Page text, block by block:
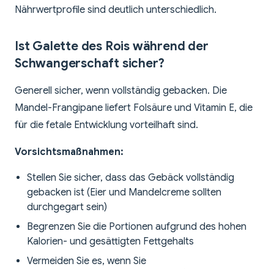
Nährwertprofile sind deutlich unterschiedlich.
Ist Galette des Rois während der
Schwangerschaft sicher?
Generell sicher, wenn vollständig gebacken. Die
Mandel-Frangipane liefert Folsäure und Vitamin E, die
für die fetale Entwicklung vorteilhaft sind.
Vorsichtsmaßnahmen:
Stellen Sie sicher, dass das Gebäck vollständig
gebacken ist (Eier und Mandelcreme sollten
durchgegart sein)
Begrenzen Sie die Portionen aufgrund des hohen
Kalorien- und gesättigten Fettgehalts
Vermeiden Sie es, wenn Sie